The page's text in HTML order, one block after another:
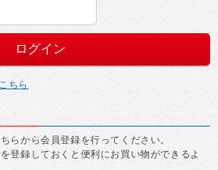
ちら
らから会員登録を行ってください。
登録しておくと便利にお買い物ができるよ